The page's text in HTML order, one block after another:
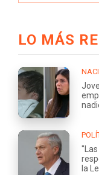
LO MÁS
la